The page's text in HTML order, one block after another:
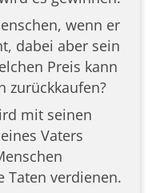
wenn er
dabei aber sein
Preis kann
zurückkaufen?
mit seinen
Vaters
Taten verdienen.